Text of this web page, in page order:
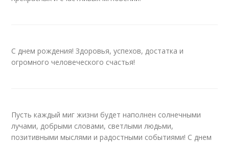
С днем рождения! Здоровья, успехов, достатка и
огромного человеческого счастья!
Пусть каждый миг жизни будет наполнен солнечными
лучами, добрыми словами, светлыми людьми,
позитивными мыслями и радостными событиями! С днем